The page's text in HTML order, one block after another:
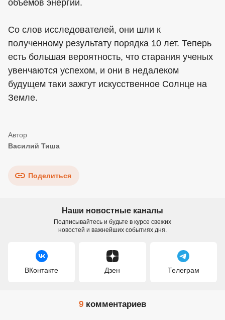
объемов энергии.
Со слов исследователей, они шли к
полученному результату порядка 10 лет. Теперь
есть большая вероятность, что старания ученых
увенчаются успехом, и они в недалеком
будущем таки зажгут искусственное Солнце на
Земле.
Василий Тиша
Поделиться
Наши новостные каналы
Подписывайтесь и будьте в курсе свежих
новостей и важнейших событиях дня.
ВКонтакте Дзен Телеграм
9 комментариев